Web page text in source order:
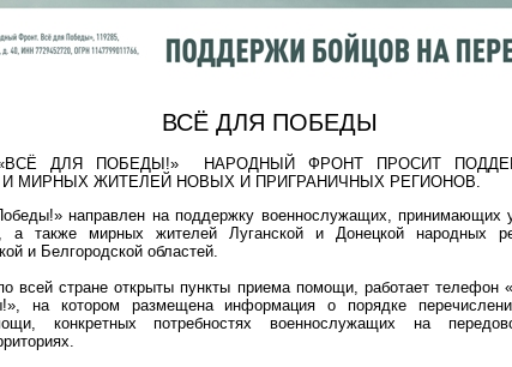
ВСЁ ДЛЯ ПОБЕДЫ
ДЛЯ ПОБЕДЫ!» НАРОДНЫЙ ФРОНТ ПРОСИТ
МИРНЫХ ЖИТЕЛЕЙ НОВЫХ И ПРИГРАНИЧНЫХ РЕГИОНОВ.
направлен на поддержку военнослужащих, принимающих
а также мирных жителей Луганской и Донецкой народных
и Белгородской областей.
всей стране открыты пункты приема помощи, работает телефон
на котором размещена информация о порядке
конкретных потребностях военнослужащих на